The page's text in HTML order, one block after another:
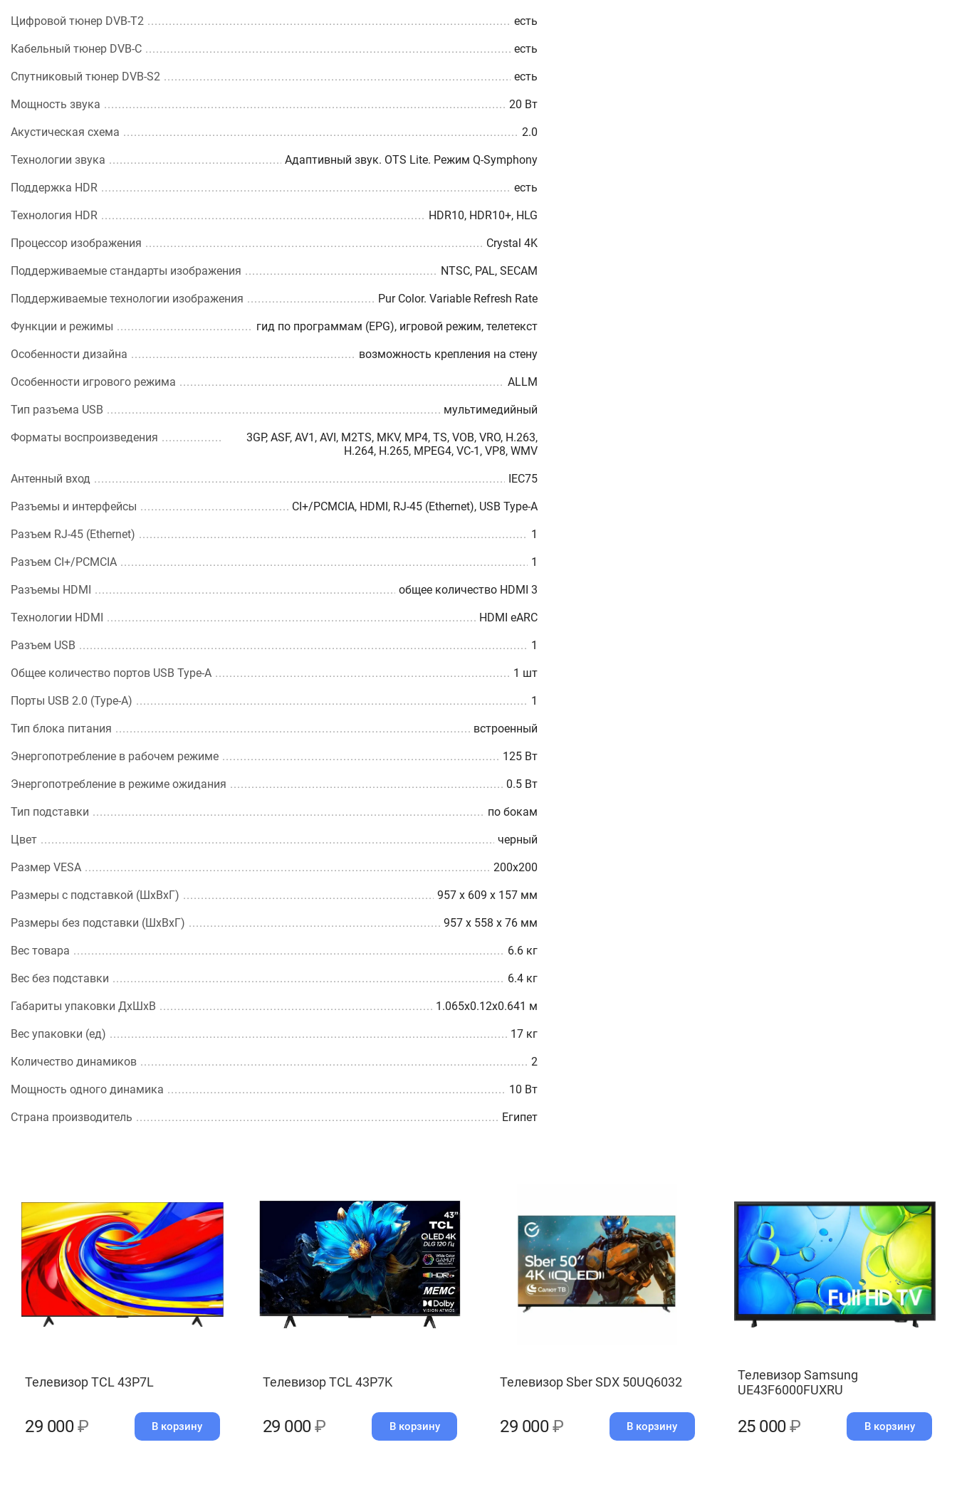
Цифровой тюнер DVB-T2 есть
Кабельный тюнер DVB-C есть
Спутниковый тюнер DVB-S2 есть
Мощность звука 20 Вт
Акустическая схема 2.0
Технологии звука Адаптивный звук. OTS Lite. Режим Q-Symphony
Поддержка HDR есть
Технология HDR HDR10, HDR10+, HLG
Процессор изображения Crystal 4K
Поддерживаемые стандарты изображения NTSC, PAL, SECAM
Поддерживаемые технологии изображения Pur Color. Variable Refresh Rate
Функции и режимы гид по программам (EPG), игровой режим, телетекст
Особенности дизайна возможность крепления на стену
Особенности игрового режима ALLM
Тип разъема USB мультимедийный
Форматы воспроизведения
3GP, ASF, AV1, AVI, M2TS, MKV, MP4, TS, VOB, VRO, H.263,
H.264, H.265, MPEG4, VC-1, VP8, WMV
Антенный вход IEC75
Разъемы и интерфейсы CI+/PCMCIA, HDMI, RJ-45 (Ethernet), USB Type-A
Разъем RJ-45 (Ethernet) 1
Разъем CI+/PCMCIA 1
Разъемы HDMI общее количество HDMI 3
Технологии HDMI HDMI eARC
Разъем USB 1
Общее количество портов USB Type-A 1 шт
Порты USB 2.0 (Type-A) 1
Тип блока питания встроенный
Энергопотребление в рабочем режиме 125 Вт
Энергопотребление в режиме ожидания 0.5 Вт
Тип подставки по бокам
Цвет черный
Размер VESA 200x200
Размеры с подставкой (ШxВxГ) 957 x 609 x 157 мм
Размеры без подставки (ШxВxГ) 957 x 558 x 76 мм
Вес товара 6.6 кг
Вес без подставки 6.4 кг
Габариты упаковки ДхШхВ 1.065x0.12x0.641 м
Вес упаковки (ед) 17 кг
Количество динамиков 2
Мощность одного динамика 10 Вт
Страна производитель Египет
Телевизор TCL 43P7L
29 000₽ В корзину
Телевизор TCL 43P7K
29 000₽ В корзину
Телевизор Sber SDX 50UQ6032
29 000₽ В корзину
Телевизор Samsung
UE43F6000FUXRU
25 000₽ В корзину